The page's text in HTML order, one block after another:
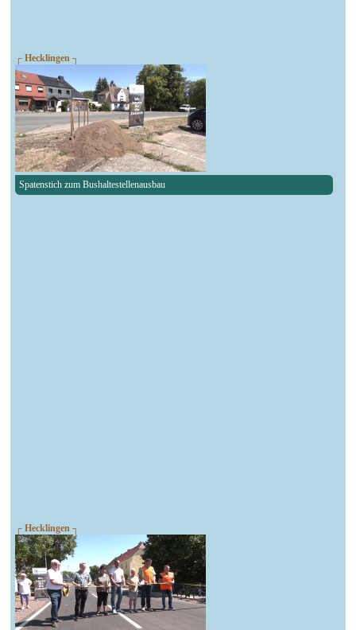
┌ Hecklingen ┐
Spatenstich zum Bushaltestellenausbau
┌ Hecklingen ┐